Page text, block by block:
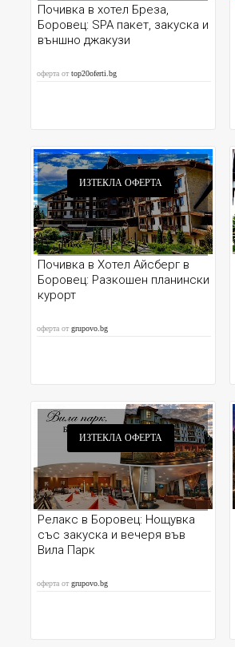
Почивка в хотел Бреза,
Боровец: SPA пакет, закуска и
външно джакузи
оферта от top20oferti.bg
ИЗТЕКЛА ОФЕРТА
Почивка в Хотел Айсберг в
Боровец: Разкошен планински
курорт
оферта от grupovo.bg
ИЗТЕКЛА ОФЕРТА
Релакс в Боровец: Нощувка
със закуска и вечеря във
Вила Парк
оферта от grupovo.bg